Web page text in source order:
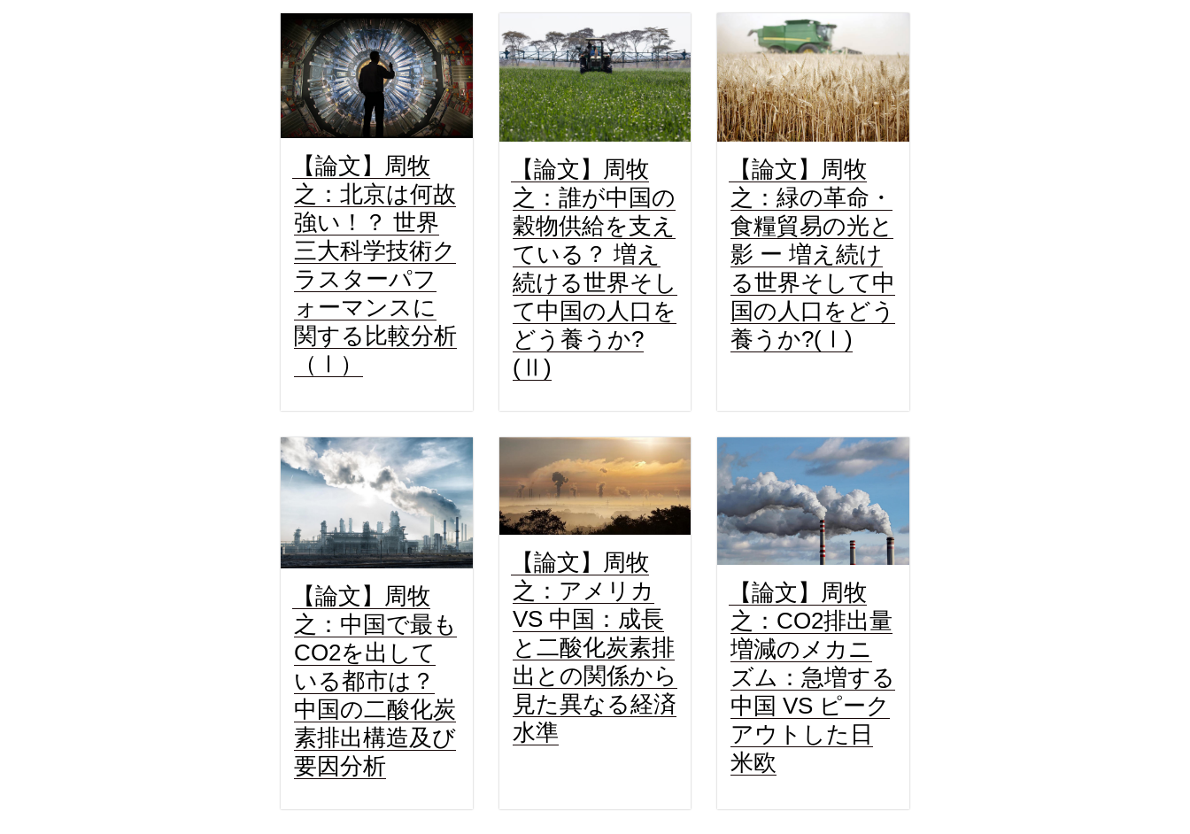
【論文】周牧
之：北京は何故
強い！？ 世界
三大科学技術ク
ラスターパフ
ォーマンスに
関する比較分析
（Ⅰ）
【論文】周牧
之：誰が中国の
穀物供給を支え
ている？ 増え
続ける世界そし
て中国の人口を
どう養うか?
(Ⅱ)
【論文】周牧
之：緑の革命・
食糧貿易の光と
影 ー 増え続け
る世界そして中
国の人口をどう
養うか?(Ⅰ)
【論文】周牧
之：中国で最も
CO2を出して
いる都市は？
中国の二酸化炭
素排出構造及び
要因分析
【論文】周牧
之：アメリカ
VS 中国：成長
と二酸化炭素排
出との関係から
見た異なる経済
水準
【論文】周牧
之：CO2排出量
増減のメカニ
ズム：急増する
中国 VS ピーク
アウトした日
米欧